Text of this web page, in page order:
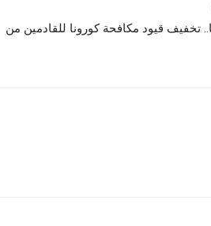
تخفيف قيود مكافحة كورونا للقادمين من